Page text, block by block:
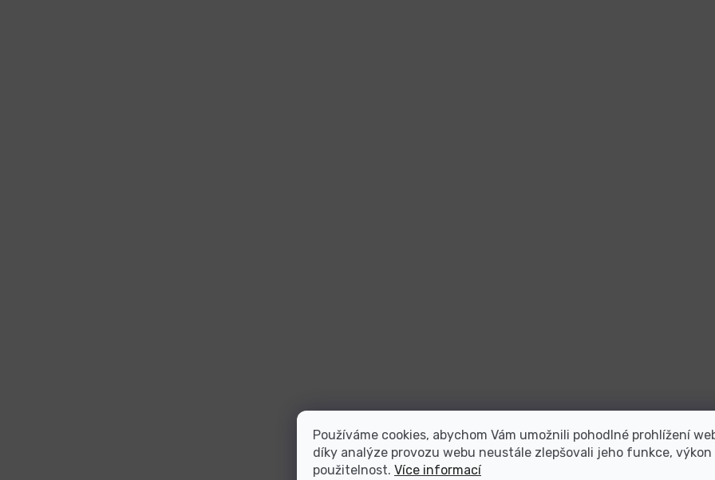
Používáme cookies, abychom Vám umožnili pohodlné prohlížení
díky analýze provozu webu neustále zlepšovali jeho funkce, výkon
použitelnost. Více informací